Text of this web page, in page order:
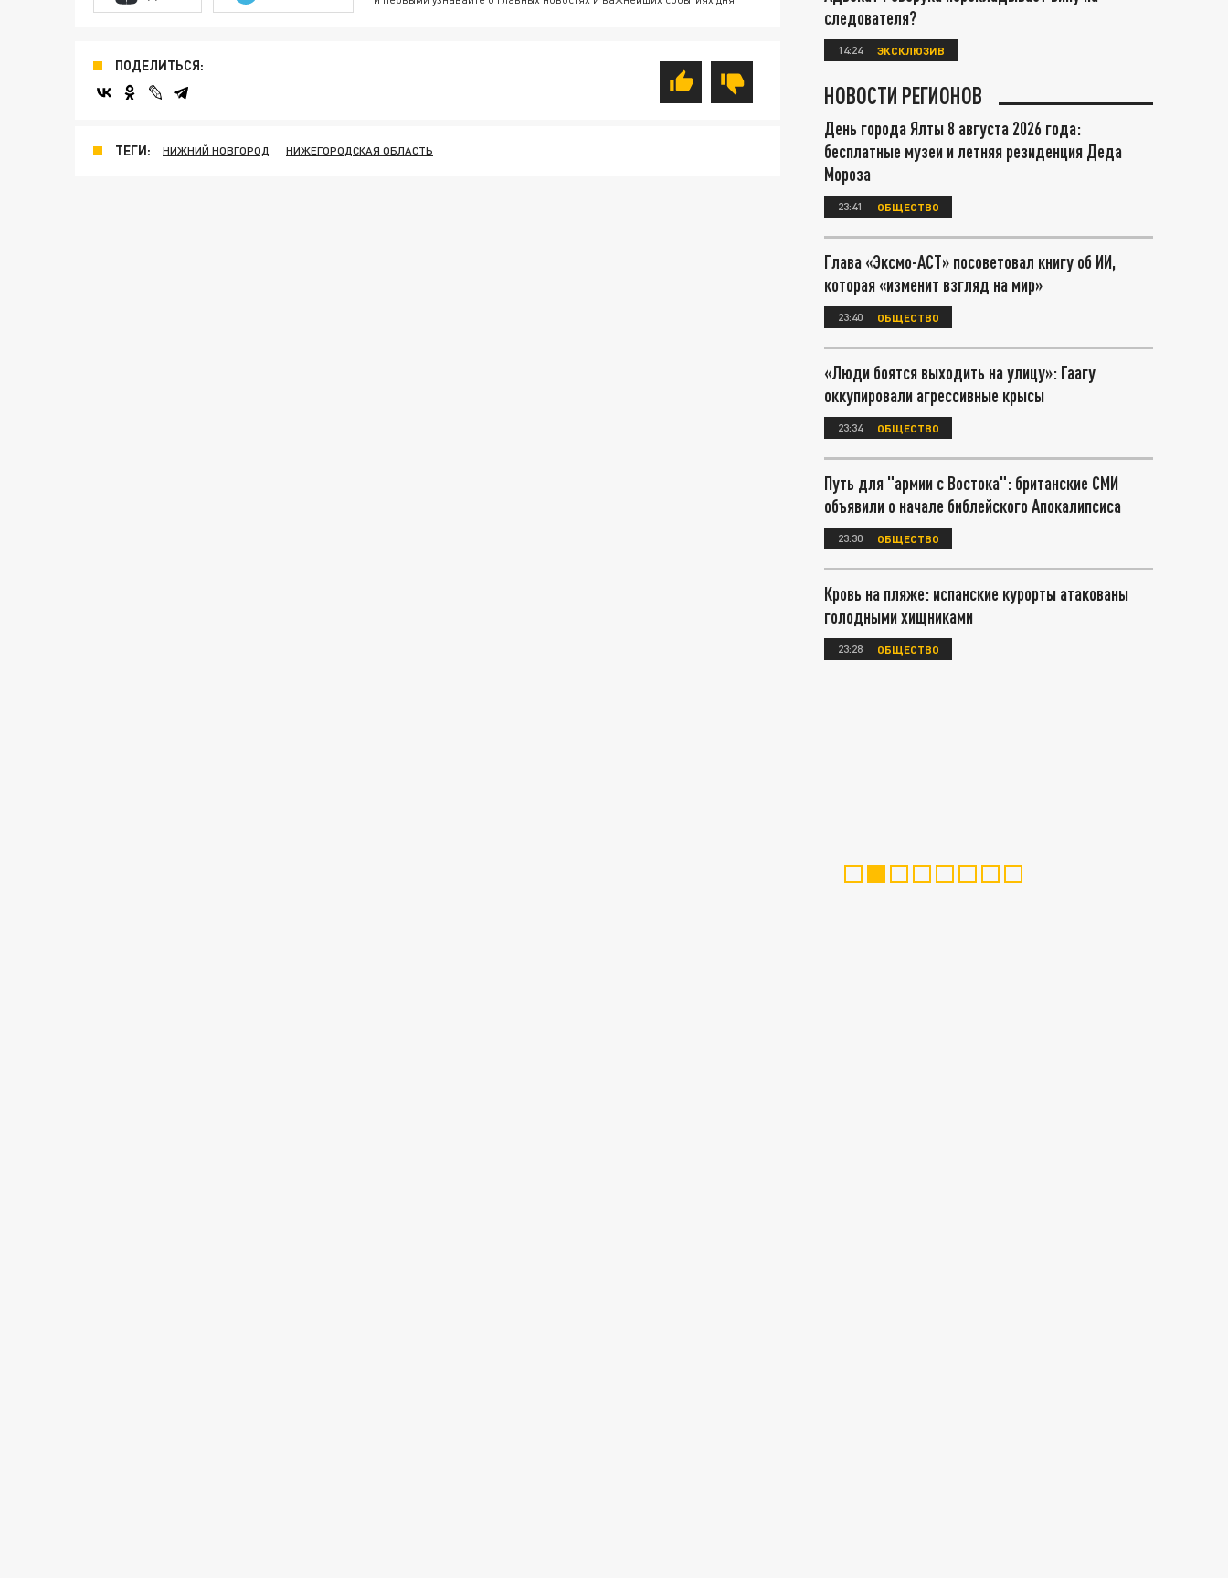
ПОДЕЛИТЬСЯ:
ТЕГИ: НИЖНИЙ НОВГОРОД НИЖЕГОРОДСКАЯ ОБЛАСТЬ
следователя?
14:24 ЭКСКЛЮЗИВ
НОВОСТИ РЕГИОНОВ
День города Ялты 8 августа 2026 года:
бесплатные музеи и летняя резиденция Деда
Мороза
23:41 ОБЩЕСТВО
Глава «Эксмо-АСТ» посоветовал книгу об ИИ,
которая «изменит взгляд на мир»
23:40 ОБЩЕСТВО
«Люди боятся выходить на улицу»: Гаагу
оккупировали агрессивные крысы
23:34 ОБЩЕСТВО
Путь для "армии с Востока": британские СМИ
объявили о начале библейского Апокалипсиса
23:30 ОБЩЕСТВО
Кровь на пляже: испанские курорты атакованы
голодными хищниками
23:28 ОБЩЕСТВО